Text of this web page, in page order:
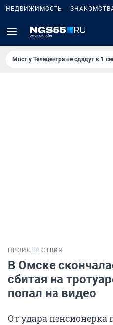
НЕДВИЖИМОСТЬ
Мост у Телецентра не сдадут к 1
ПРОИСШЕСТВИЯ
В Омске
сбитая на
попал на видео
От удара пенсионерка